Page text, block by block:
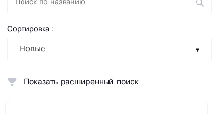
Сортировка :
Новые
Показать расширенный поиск